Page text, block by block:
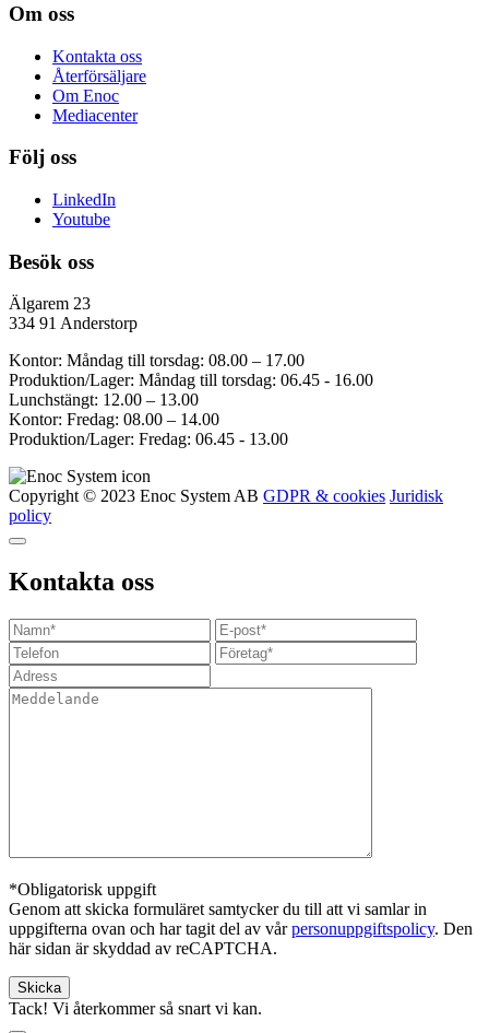
Om oss
Kontakta oss
Återförsäljare
Om Enoc
Mediacenter
Följ oss
LinkedIn
Youtube
Besök oss
Älgarem 23
334 91 Anderstorp
Kontor: Måndag till torsdag: 08.00 – 17.00
Produktion/Lager: Måndag till torsdag: 06.45 - 16.00
Lunchstängt: 12.00 – 13.00
Kontor: Fredag: 08.00 – 14.00
Produktion/Lager: Fredag: 06.45 - 13.00
Copyright © 2023 Enoc System AB GDPR & cookies Juridisk
policy
Kontakta oss
*Obligatorisk uppgift
Genom att skicka formuläret samtycker du till att vi samlar in
uppgifterna ovan och har tagit del av vårpersonuppgiftspolicy. Den
här sidan är skyddad av reCAPTCHA.
Tack! Vi återkommer så snart vi kan.